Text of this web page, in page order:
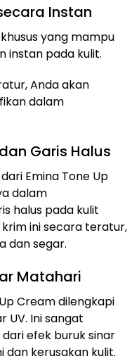
Instan
yang mampu
instan pada kulit.
Anda akan
dalam
Garis Halus
Emina Tone Up
dalam
halus pada kulit
ini secara teratur,
dan segar.
Matahari
Cream dilengkapi
UV. Ini sangat
efek buruk sinar
dan kerusakan kulit.